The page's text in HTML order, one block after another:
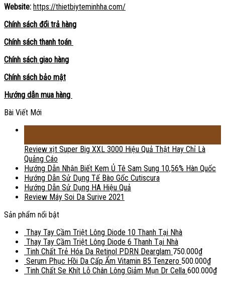
Website: https://thietbiyteminhha.com/
Chính sách đổi trả hàng
Chính sách thanh toán
Chính sách giao hàng
Chính sách bảo mật
Hướng dẫn mua hàng
Bài Viết Mới
Review xịt Super Big XXL 3000 Hiệu Quả Thật Hay Chỉ Là
Quảng Cáo
Hướng Dẫn Nhận Biết Kem Ủ Tê Sam Sung 10,56% Hàn Quốc
Hướng Dẫn Sử Dụng Tế Bào Gốc Cutiscura
Hướng Dẫn Sử Dụng HA Hiệu Quả
Review Máy Soi Da Surive 2021
Sản phẩm nổi bật
Thay Tay Cầm Triệt Lông Diode 10 Thanh Tại Nhà
Thay Tay Cầm Triệt Lông Diode 6 Thanh Tại Nhà
Tinh Chất Trẻ Hóa Da Retinol PDRN Dearglam 750.000₫
Serum Phục Hồi Da Cấp Ẩm Vitamin B5 Tenzero 500.000₫
Tinh Chất Se Khít Lỗ Chân Lông Giảm Mụn Dr Cella 600.000₫